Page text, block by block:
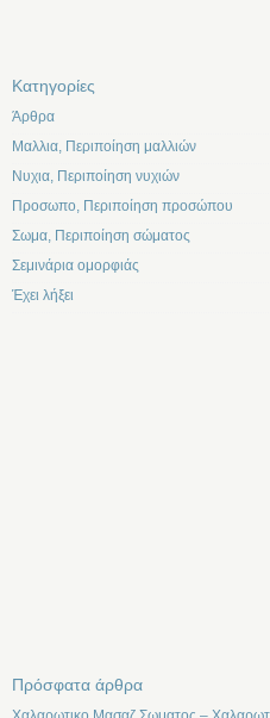
Kατηγορίες
Άρθρα
Μαλλια, Περιποίηση μαλλιών
Νυχια, Περιποίηση νυχιών
Προσωπο, Περιποίηση προσώπου
Σωμα, Περιποίηση σώματος
Σεμινάρια ομορφιάς
Έχει λήξει
Πρόσφατα άρθρα